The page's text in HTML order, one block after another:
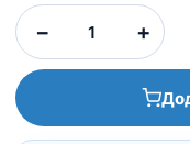
− +